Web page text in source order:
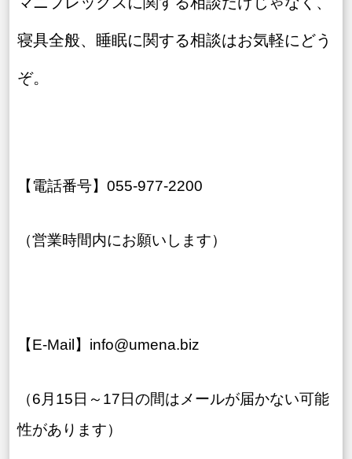
寝具全般、睡眠に関する相談はお気軽にどう
ぞ。
【電話番号】055-977-2200
（営業時間内にお願いします）
【E-Mail】info@umena.biz
（6月15日～17日の間はメールが届かない可能
性があります）